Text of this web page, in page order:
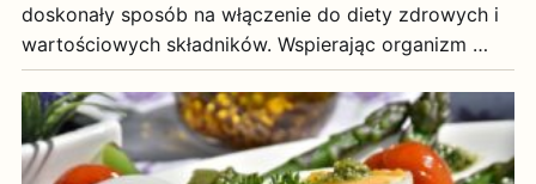
doskonały sposób na włączenie do diety zdrowych i
wartościowych składników. Wspierając organizm …